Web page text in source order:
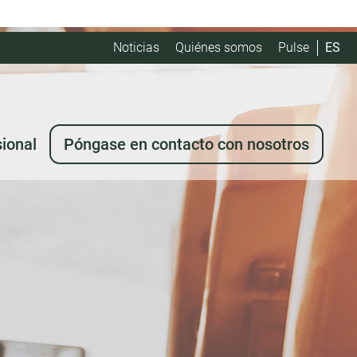
Noticias Quiénes somos Pulse ES
Póngase en contacto con nosotros